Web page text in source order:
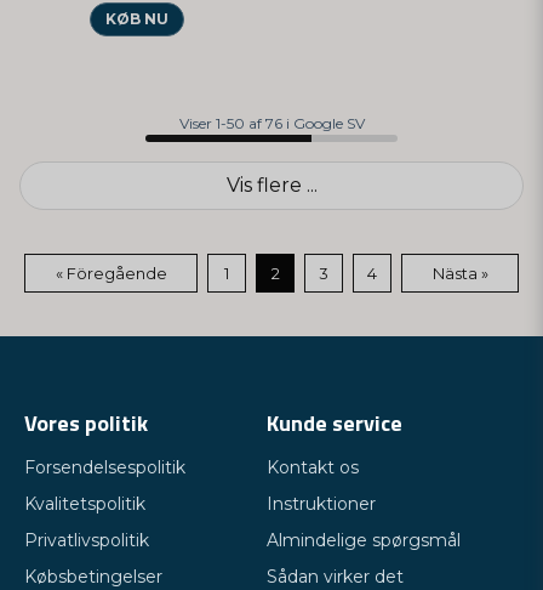
KØB NU
Viser 1-50 af 76 i Google SV
Vis flere ...
« Föregående 1 2 3 4 Nästa »
Vores politik
Forsendelsespolitik
Kvalitetspolitik
Privatlivspolitik
Købsbetingelser
Kunde service
Kontakt os
Instruktioner
Almindelige spørgsmål
Sådan virker det